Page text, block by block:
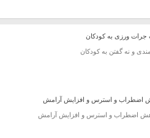
اضطراب و استرس و افزایش آرامش
جرات ورزی به کودکان